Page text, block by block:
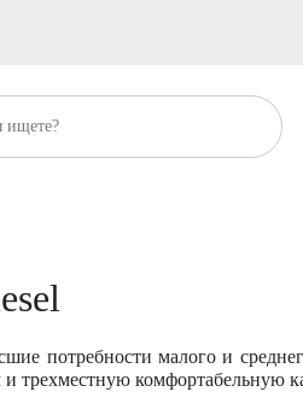
потребности малого и
трехместную комфортабельную